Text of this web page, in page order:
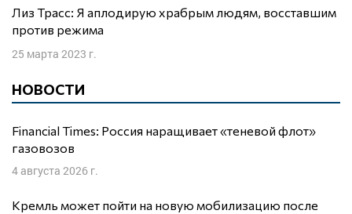
Лиз Трасс: Я аплодирую храбрым людям, восставшим
против режима
25 марта 2023 г.
НОВОСТИ
Financial Times: Россия наращивает «теневой флот»
газовозов
4 августа 2026 г.
Кремль может пойти на новую мобилизацию после